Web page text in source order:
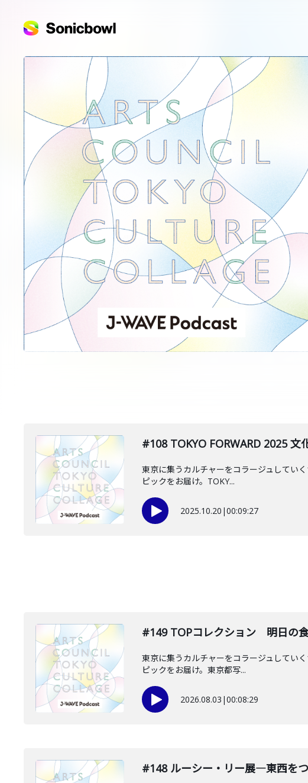
#108 TOKYO FORWARD 2025 文
東京に集うカルチャーをコラージュしてい
ピックをお届け。TOKY...
2025.10.20 |00:09:27
#149 TOPコレクション 明日の
東京に集うカルチャーをコラージュしてい
ピックをお届け。東京都写...
2026.08.03 |00:08:29
#148 ルーシー・リー展―東西を